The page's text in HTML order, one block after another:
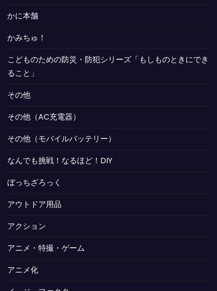
かに本舗
かみちゅ！
こどものための防災・防犯シリーズ「もしものときにでき
ること」
その他
その他（AC充電器）
その他（モバイルバッテリー）
なんでも挑戦！なるほど！DIY
ぼっちざろっく
アウトドア用品
アクション
アニメ・特撮・ゲーム
アニメ化